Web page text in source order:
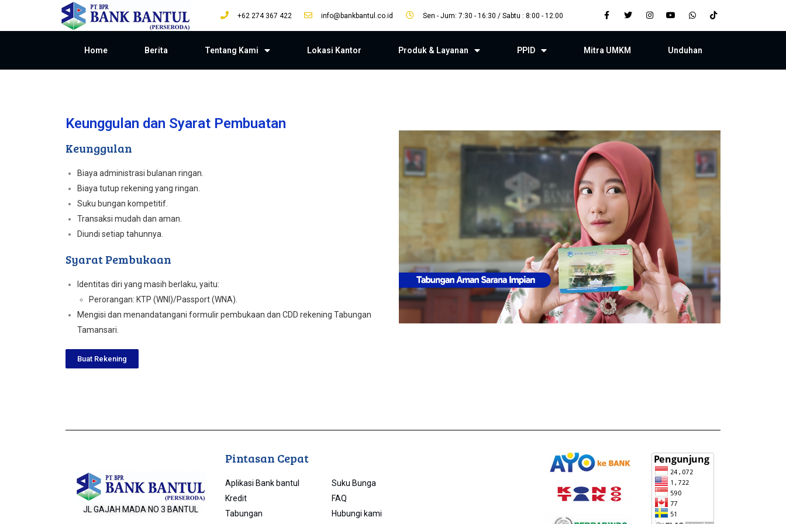
+62 274 367 422 info@bankbantul.co.id Sen - Jum: 7:30 - 16:30 / Sabtu : 8:00 - 12:00
Home Berita Tentang Kami Lokasi Kantor Produk & Layanan PPID Mitra UMKM Unduhan
Keunggulan dan Syarat Pembuatan
Keunggulan
Biaya administrasi bulanan ringan.
Biaya tutup rekening yang ringan.
Suku bungan kompetitif.
Transaksi mudah dan aman.
Diundi setiap tahunnya.
Syarat Pembukaan
Identitas diri yang masih berlaku, yaitu:
Perorangan: KTP (WNI)/Passport (WNA).
Mengisi dan menandatangani formulir pembukaan dan CDD rekening Tabungan
Tamansari.
Buat Rekening
JL GAJAH MADA NO 3 BANTUL
Pintasan Cepat
Aplikasi Bank bantul
Kredit
Tabungan
Suku Bunga
FAQ
Hubungi kami